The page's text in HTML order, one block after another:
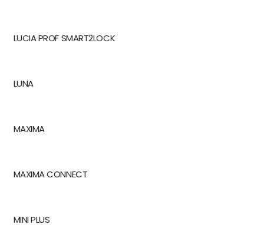
LUCIA PROF SMART2LOCK
LUNA
MAXIMA
MAXIMA CONNECT
MINI PLUS